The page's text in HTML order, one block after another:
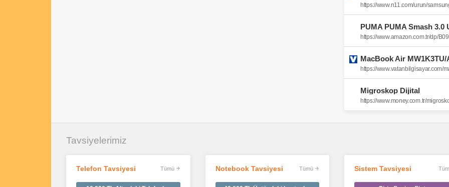
https://www.amazon.com.tr/dp/
Migroskop Dijital
https://www.money.com.tr/
Tavsiyelerimiz
Telefon Tavsiyesi Tümü Notebook Tavsiyesi Tümü Sistem Tavsiyesi